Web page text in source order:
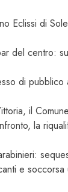
Eclissi di
del centro:
di pubblico
il
la
e soccorsa